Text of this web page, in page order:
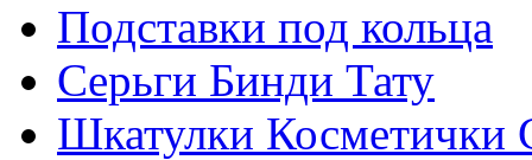
Подставки под кольца
Серьги Бинди Тату
Шкатулки Косметички